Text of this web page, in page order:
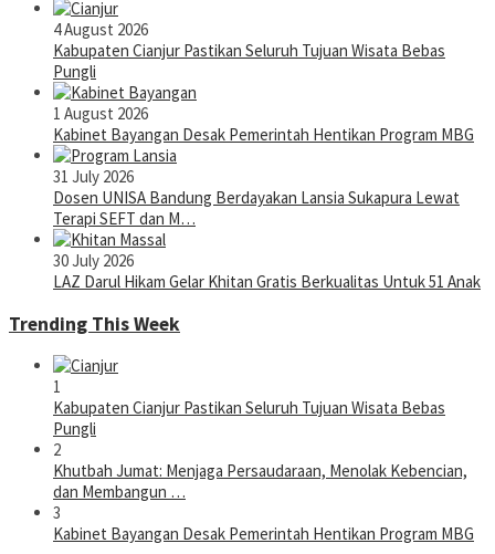
4 August 2026
Kabupaten Cianjur Pastikan Seluruh Tujuan Wisata Bebas
Pungli
1 August 2026
Kabinet Bayangan Desak Pemerintah Hentikan Program MBG
31 July 2026
Dosen UNISA Bandung Berdayakan Lansia Sukapura Lewat
Terapi SEFT dan M…
30 July 2026
LAZ Darul Hikam Gelar Khitan Gratis Berkualitas Untuk 51 Anak
Trending This Week
1
Kabupaten Cianjur Pastikan Seluruh Tujuan Wisata Bebas
Pungli
2
Khutbah Jumat: Menjaga Persaudaraan, Menolak Kebencian,
dan Membangun …
3
Kabinet Bayangan Desak Pemerintah Hentikan Program MBG